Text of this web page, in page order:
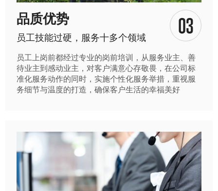
品质优势
员工技能过硬，服务十多个领域
员工上岗前都经过专业的岗前培训，从服务业主、善
待业主到感动业主，对客户满意心存敬畏，在公司标
准化服务动作的同时，实施个性化服务举措，重视服
务细节与温度的打造，确保客户生活的幸福美好